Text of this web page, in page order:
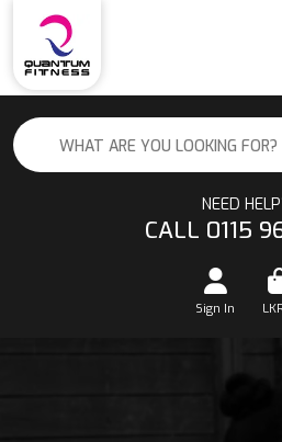
NEED
CALL 0115
Sign In